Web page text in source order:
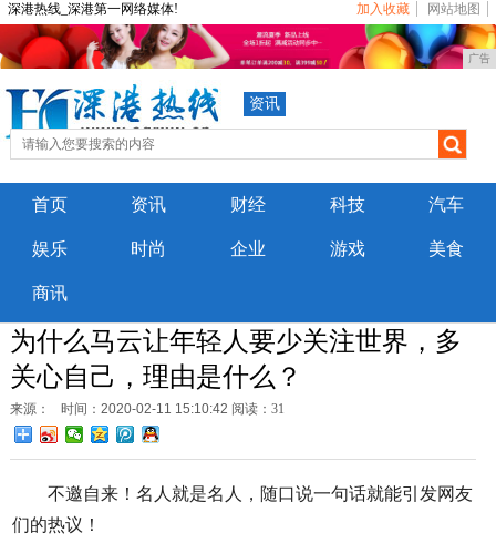
深港热线_深港第一网络媒体! 加入收藏 网站地图
广告
资讯
首页 资讯 财经 科技 汽车
娱乐 时尚 企业 游戏 美食
商讯
为什么马云让年轻人要少关注世界，多
关心自己，理由是什么？
来源： 时间：2020-02-11 15:10:42 阅读：31
不邀自来！名人就是名人，随口说一句话就能引发网友
们的热议！